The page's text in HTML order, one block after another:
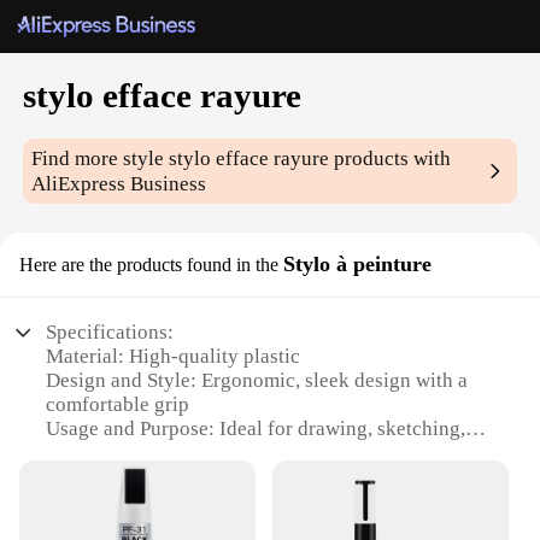
stylo efface rayure
Find more stylestylo efface rayure products with
AliExpress Business
Here are the products found in the Stylo à peinture
Specifications:
Material: High-quality plastic
Design and Style: Ergonomic, sleek design with a
comfortable grip
Usage and Purpose: Ideal for drawing, sketching,
Performance and Property: Smooth, even ink flow
for consistent lines
Parts and Accessories: Comes with a replaceable ink